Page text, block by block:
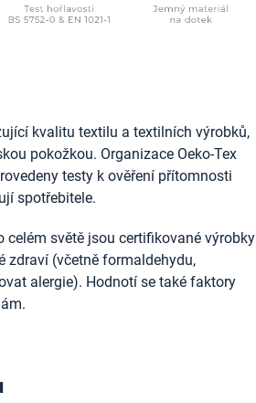
kvalitu textilu a textilních výrobků,
pokožkou. Organizace Oeko-Tex
testy k ověření přítomnosti
spotřebitele.
světě jsou certifikované výrobky
zdraví (včetně formaldehydu,
alergie). Hodnotí se také faktory